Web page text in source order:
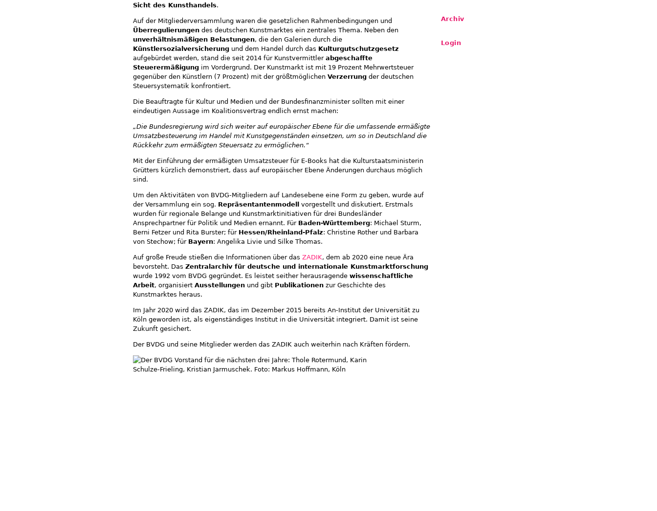
Sicht des Kunsthandels.
Auf der Mitgliederversammlung waren die gesetzlichen Rahmenbedingungen und
Überregulierungen des deutschen Kunstmarktes ein zentrales Thema. Neben den
unverhältnismäßigen Belastungen, die den Galerien durch die
Künstlersozialversicherung und dem Handel durch das Kulturgutschutzgesetz
aufgebürdet werden, stand die seit 2014 für Kunstvermittler abgeschaffte
Steuerermäßigung im Vordergrund. Der Kunstmarkt ist mit 19 Prozent Mehrwertsteuer
gegenüber den Künstlern (7 Prozent) mit der größtmöglichen Verzerrung der deutschen
Steuersystematik konfrontiert.
Die Beauftragte für Kultur und Medien und der Bundesfinanzminister sollten mit einer
eindeutigen Aussage im Koalitionsvertrag endlich ernst machen:
„Die Bundesregierung wird sich weiter auf europäischer Ebene für die umfassende ermäßigte
Umsatzbesteuerung im Handel mit Kunstgegenständen einsetzen, um so in Deutschland die
Rückkehr zum ermäßigten Steuersatz zu ermöglichen.“
Mit der Einführung der ermäßigten Umsatzsteuer für E-Books hat die Kulturstaatsministerin
Grütters kürzlich demonstriert, dass auf europäischer Ebene Änderungen durchaus möglich
sind.
Um den Aktivitäten von BVDG-Mitgliedern auf Landesebene eine Form zu geben, wurde auf
der Versammlung ein sog. Repräsentantenmodell vorgestellt und diskutiert. Erstmals
wurden für regionale Belange und Kunstmarktinitiativen für drei Bundesländer
Ansprechpartner für Politik und Medien ernannt. Für Baden-Württemberg: Michael Sturm,
Berni Fetzer und Rita Burster; für Hessen/Rheinland-Pfalz: Christine Rother und Barbara
von Stechow; für Bayern: Angelika Livie und Silke Thomas.
Auf große Freude stießen die Informationen über das ZADIK, dem ab 2020 eine neue Ära
bevorsteht. Das Zentralarchiv für deutsche und internationale Kunstmarktforschung
wurde 1992 vom BVDG gegründet. Es leistet seither herausragende wissenschaftliche
Arbeit, organisiert Ausstellungen und gibt Publikationen zur Geschichte des
Kunstmarktes heraus.
Im Jahr 2020 wird das ZADIK, das im Dezember 2015 bereits An-Institut der Universität zu
Köln geworden ist, als eigenständiges Institut in die Universität integriert. Damit ist seine
Zukunft gesichert.
Der BVDG und seine Mitglieder werden das ZADIK auch weiterhin nach Kräften fördern.
Archiv
Login